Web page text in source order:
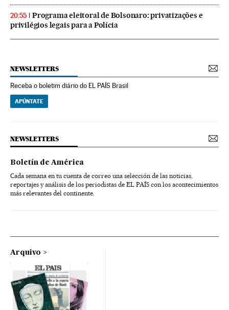
20:55
Programa eleitoral de Bolsonaro: privatizações e
privilégios legais para a Polícia
NEWSLETTERS
Receba o boletim diário do EL PAÍS Brasil
APÚNTATE
NEWSLETTERS
Boletín de América
Cada semana en tu cuenta de correo una selección de las noticias,
reportajes y análisis de los periodistas de EL PAÍS con los acontecimientos
más relevantes del continente.
Arquivo